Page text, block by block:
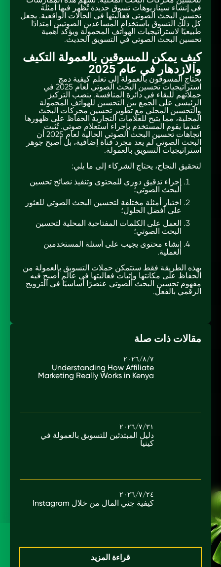
في إنشاء سيناريوهات تسوق جديدة تُظهر فيها أمثلة
تحسين البحث الصوتي فعاليتها في الحالات الواقعية. يجعل
كل ذلك التسوق باستخدام المساعدين الصوتيين امتدادًا
طبيعيًا لاستراتيجيات الهواتف المحمولة ويؤكد أهمية
تحسين البحث الصوتي في التسويق الحديث.
كيف يمكن للمسوقين بالعمولة التكيف
والازدهار في عام 2025
يحتاج المسوقون بالعمولة إلى تعلم كيفية دمج
استراتيجيات تحسين البحث الصوتي لعام 2025 في
حملاتهم للبقاء في دائرة المنافسة. ينصب التركيز
الرئيسي على الجمع بين التحسين للهواتف المحمولة
والتحسين المحلي مع تطوير تحسين محركات البحث
المحلية، مما يتيح للعلامات التجارية الحفاظ على ظهورها
عندما يقوم المستخدم بإجراء استعلام صوتي. تُثبت
اتجاهات تحسين البحث الصوتي الحالية لعام 2025 أن
البحث الصوتي لم يعد مجرد قناة إضافية، بل أصبح جوهر
استراتيجيات التسويق بالعمولة.
لتحقيق النجاح، يحتاج الشركاء إلى ما يلي:
إجراء تدقيق دوري للمحتوى وتنفيذ نصائح تحسين
البحث الصوتي؛
اختبار أمثلة مختلفة لتحسين البحث الصوتي للعثور
على أفضل الحلول؛
العمل على الكلمات المفتاحية المحلية لتحسين
البحث الصوتي؛
إنشاء محتوى يجيب على أسئلة المستخدمين
العملية.
بهذه الطريقة فقط ستتمكن حملات التسويق بالعمولة من
الحفاظ على مكانتها وإثبات فعاليتها في عالم أصبح فيه
مفهوم تحسين البحث الصوتي عنصرًا أساسيًا في الترويج
الرقمي بالفعل.
مقالات ذات صلة
٧/‏٨/‏٢٠٢٦
Understanding How Affiliate
Marketing Really Works in Kenya
٣١/‏٧/‏٢٠٢٦
دليل المبتدئين للتسويق بالعمولة في
كينيا
٢٤/‏٧/‏٢٠٢٦
كيفية جني المال من خلال Instagram
قراءة المزيد